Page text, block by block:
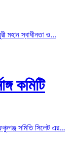
মহান স্বাধীনতা ও...
কমিটি
সমিতি সিলেট এর...